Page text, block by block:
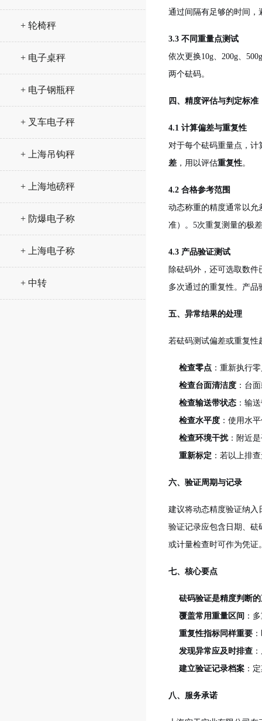
+ 轮椅秤
+ 电子桌秤
+ 电子钢瓶秤
+ 叉车电子秤
+ 上海吊钩秤
+ 上海地磅秤
+ 防爆电子称
+ 上海电子称
+ 中转
通过间隔有足够的时间，
3.3 不同重量点测试
依次更换10g、200g、
两个砝码。
四、精度评估与判定标准
4.1 计算偏差与重复性
对于每个砝码重量点，计
差 ，用以评估重复性。
4.2 合格参考范围
动态称重的精度通常以允
准）。5次重复测量的极
4.3 产品验证测试
除砝码外，还可选取数
多次通过的重复性。产
五、异常结果的处理
若砝码测试偏差或重复性
检查零点 ：重新执行
检查台面清洁度 ：台
检查输送带状态 ：输
检查水平度 ：使用水
检查环境干扰：附近
重新标定 ：若以上排
六、验证周期与记录
建议将动态精度验证纳入
验证记录应包含日期、砝
或计量检查时可作为凭证
七、核心要点
砝码验证是精度判断
覆盖常用重量区间 ：
重复性指标同样重要
发现异常应及时排查
建立验证记录档案 ：
八、服务承诺